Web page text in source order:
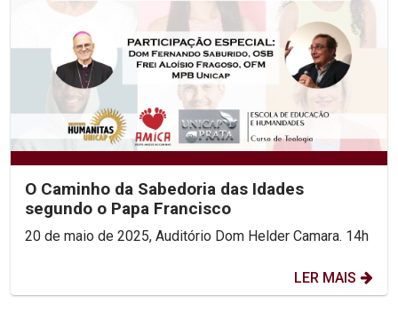
O Caminho da Sabedoria das Idades
segundo o Papa Francisco
20 de maio de 2025, Auditório Dom Helder Camara. 14h
LER MAIS